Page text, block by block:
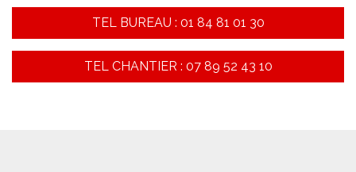
TEL BUREAU : 01 84 81 01 30
TEL CHANTIER : 07 89 52 43 10